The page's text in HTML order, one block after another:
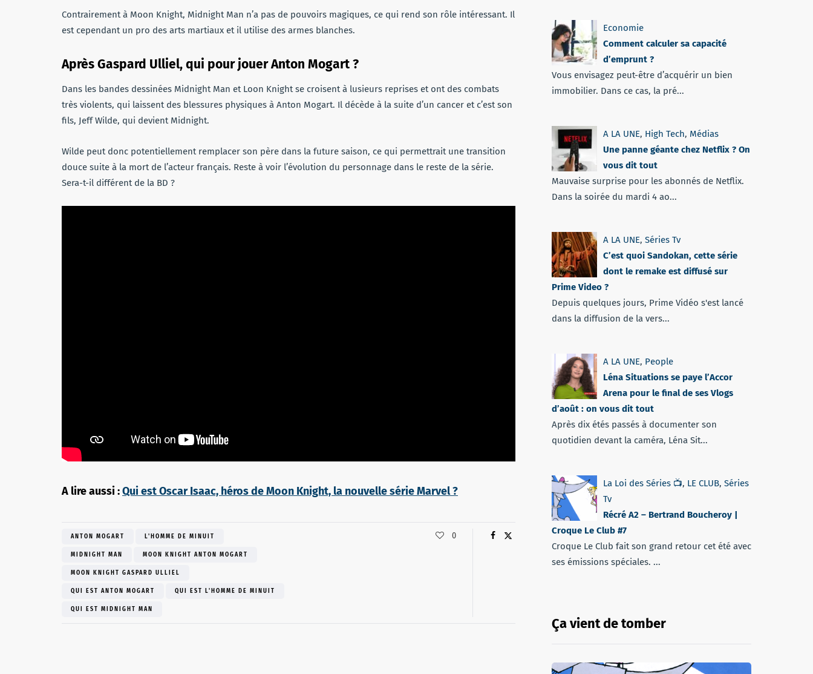
Contrairement à Moon Knight, Midnight Man n’a pas de pouvoirs magiques, ce qui rend son rôle intéressant. Il
est cependant un pro des arts martiaux et il utilise des armes blanches.
Après Gaspard Ulliel, qui pour jouer Anton Mogart ?
Dans les bandes dessinées Midnight Man et Loon Knight se croisent à lusieurs reprises et ont des combats
très violents, qui laissent des blessures physiques à Anton Mogart. Il décède à la suite d’un cancer et c’est son
fils, Jeff Wilde, qui devient Midnight.
Wilde peut donc potentiellement remplacer son père dans la future saison, ce qui permettrait une transition
douce suite à la mort de l’acteur français. Reste à voir l’évolution du personnage dans le reste de la série.
Sera-t-il différent de la BD ?
A lire aussi :Qui est Oscar Isaac, héros de Moon Knight, la nouvelle série Marvel ?
ANTON MOGART L'HOMME DE MINUIT
MIDNIGHT MAN MOON KNIGHT ANTON MOGART
MOON KNIGHT GASPARD ULLIEL
QUI EST ANTON MOGART QUI EST L'HOMME DE MINUIT
QUI EST MIDNIGHT MAN
0
Economie
Comment calculer sa capacité
d’emprunt ?
Vous envisagez peut-être d’acquérir un bien
immobilier. Dans ce cas, la pré...
A LA UNE, High Tech, Médias
Une panne géante chez Netflix ? On
vous dit tout
Mauvaise surprise pour les abonnés de Netflix.
Dans la soirée du mardi 4 ao...
A LA UNE, Séries Tv
C’est quoi Sandokan, cette série
dont le remake est diffusé sur
Prime Video ?
Depuis quelques jours, Prime Vidéo s'est lancé
dans la diffusion de la vers...
A LA UNE, People
Léna Situations se paye l’Accor
Arena pour le final de ses Vlogs
d’août : on vous dit tout
Après dix étés passés à documenter son
quotidien devant la caméra, Léna Sit...
La Loi des Séries 📺, LE CLUB, Séries
Tv
Récré A2 – Bertrand Boucheroy |
Croque Le Club #7
Croque Le Club fait son grand retour cet été avec
ses émissions spéciales. ...
Ça vient de tomber